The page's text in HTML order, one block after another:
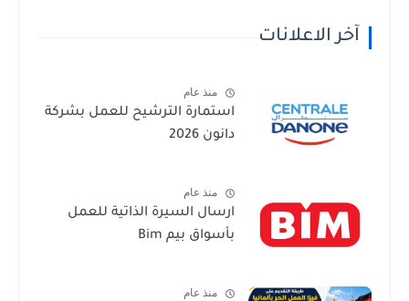
آخر الاعلانات
منذ عام
استمارة الترشيح للعمل بشركة
دانون 2026
منذ عام
ارسال السيرة الذاتية للعمل
بأسواق بيم Bim
منذ عام